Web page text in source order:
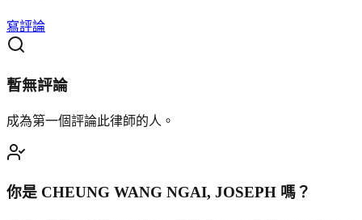
寫評論
暫無評論
成為第一個評論此律師的人。
你是 CHEUNG WANG NGAI, JOSEPH 嗎？